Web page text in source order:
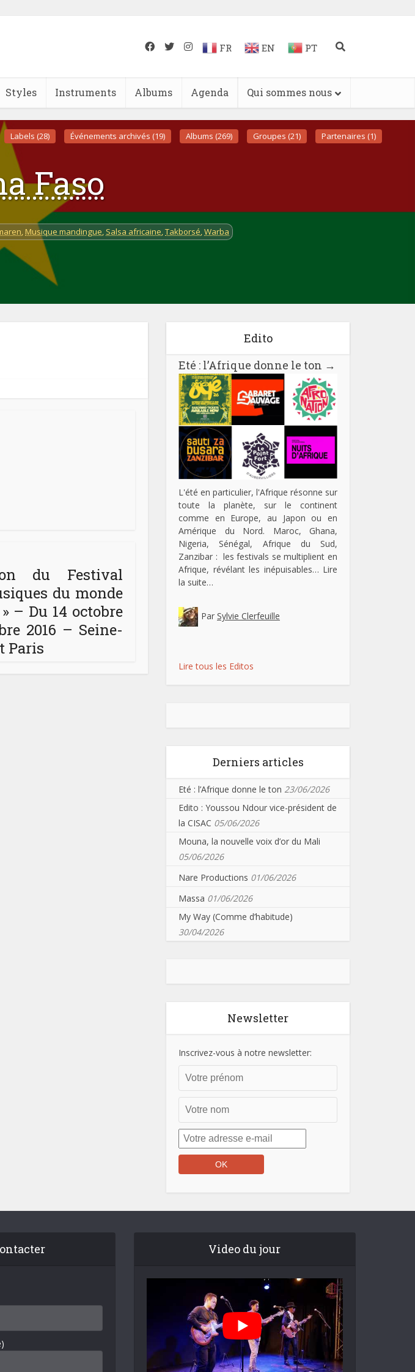
FR EN PT
Styles Instruments Albums Agenda Qui sommes nous
Labels (28) Événements archivés (19) Albums (269) Groupes (21) Partenaires (1)
Faso
, Musique mandingue, Salsa africaine,Takborsé,Warba
du Festival
du monde
– Du 14 octobre
2016 – Seine-
Paris
Edito
Eté : l’Afrique donne le ton →
L'été en particulier, l'Afrique résonne sur
toute la planète, sur le continent
comme en Europe, au Japon ou en
Amérique du Nord. Maroc, Ghana,
Nigeria, Sénégal, Afrique du Sud,
Zanzibar : les festivals se multiplient en
Afrique, révélant les inépuisables… Lire
la suite…
Par Sylvie Clerfeuille
Lire tous les Editos
Derniers articles
Eté : l’Afrique donne le ton 23/06/2026
Edito : Youssou Ndour vice-président de
la CISAC 05/06/2026
Mouna, la nouvelle voix d’or du Mali
05/06/2026
Nare Productions 01/06/2026
Massa 01/06/2026
My Way (Comme d’habitude)
30/04/2026
Newsletter
Inscrivez-vous à notre newsletter:
Video du jour